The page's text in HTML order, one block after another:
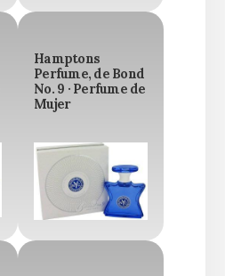
Hamptons
Perfume, de Bond
No. 9 · Perfume de
Mujer